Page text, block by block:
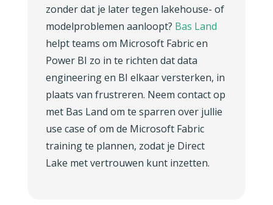
zonder dat je later tegen lakehouse- of
modelproblemen aanloopt? Bas Land
helpt teams om Microsoft Fabric en
Power BI zo in te richten dat data
engineering en BI elkaar versterken, in
plaats van frustreren. Neem contact op
met Bas Land om te sparren over jullie
use case of om de Microsoft Fabric
training te plannen, zodat je Direct
Lake met vertrouwen kunt inzetten.